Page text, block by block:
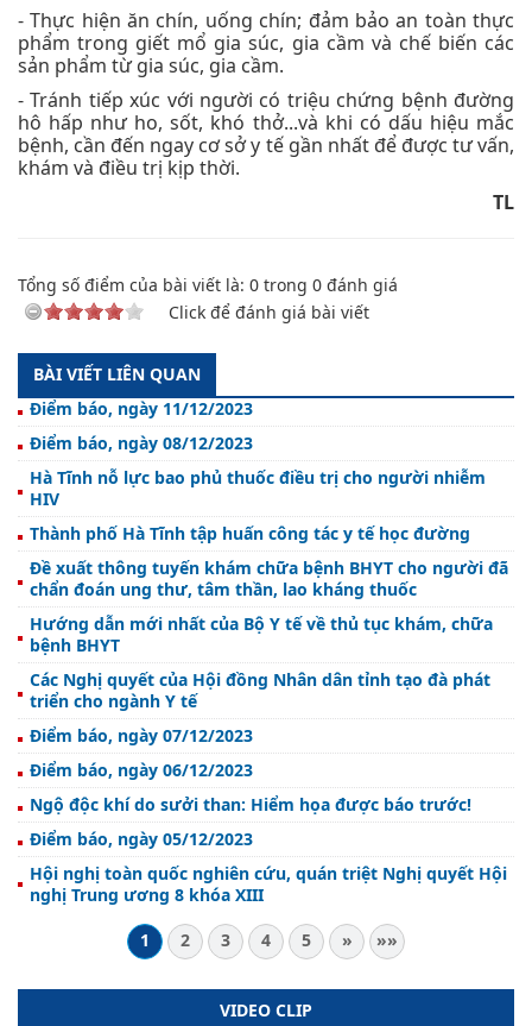
- Thực hiện ăn chín, uống chín; đảm bảo an toàn thực
phẩm trong giết mổ gia súc, gia cầm và chế biến các
sản phẩm từ gia súc, gia cầm.
- Tránh tiếp xúc với người có triệu chứng bệnh đường
hô hấp như ho, sốt, khó thở...và khi có dấu hiệu mắc
bệnh, cần đến ngay cơ sở y tế gần nhất để được tư vấn,
khám và điều trị kịp thời.
TL
Tổng số điểm của bài viết là: 0 trong 0 đánh giá
Click để đánh giá bài viết
BÀI VIẾT LIÊN QUAN
Điểm báo, ngày 11/12/2023
Điểm báo, ngày 08/12/2023
Hà Tĩnh nỗ lực bao phủ thuốc điều trị cho người nhiễm
HIV
Thành phố Hà Tĩnh tập huấn công tác y tế học đường
Đề xuất thông tuyến khám chữa bệnh BHYT cho người đã
chẩn đoán ung thư, tâm thần, lao kháng thuốc
Hướng dẫn mới nhất của Bộ Y tế về thủ tục khám, chữa
bệnh BHYT
Các Nghị quyết của Hội đồng Nhân dân tỉnh tạo đà phát
triển cho ngành Y tế
Điểm báo, ngày 07/12/2023
Điểm báo, ngày 06/12/2023
Ngộ độc khí do sưởi than: Hiểm họa được báo trước!
Điểm báo, ngày 05/12/2023
Hội nghị toàn quốc nghiên cứu, quán triệt Nghị quyết Hội
nghị Trung ương 8 khóa XIII
1
2 3 4 5 » »»
VIDEO CLIP